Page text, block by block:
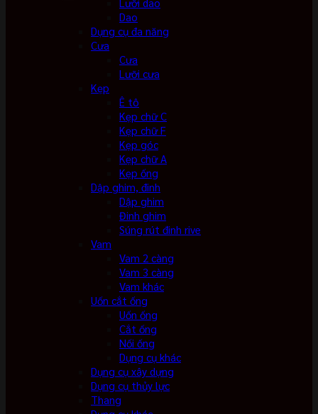
Lưỡi dao
Dao
Dụng cụ đa năng
Cưa
Cưa
Lưỡi cưa
Kẹp
Ê tô
Kẹp chữ C
Kẹp chữ F
Kẹp góc
Kẹp chữ A
Kẹp ống
Dập ghim, đinh
Dập ghim
Đinh ghim
Súng rút đinh rive
Vam
Vam 2 càng
Vam 3 càng
Vam khác
Uốn cắt ống
Uốn ống
Cắt ống
Nối ống
Dụng cụ khác
Dụng cụ xây dựng
Dụng cụ thủy lực
Thang